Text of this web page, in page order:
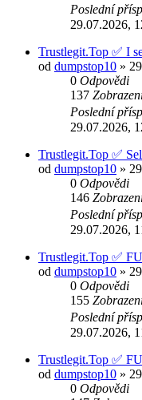
Poslední
29.07.2026,
Trustlegit.Top ✅ I
od dumpstop10 »
0 Odpovědi
137
Poslední
29.07.2026,
Trustlegit.Top ✅
od dumpstop10 »
0 Odpovědi
146
Poslední
29.07.2026,
Trustlegit.Top ✅
od dumpstop10 »
0 Odpovědi
155
Poslední
29.07.2026,
Trustlegit.Top ✅
od dumpstop10 »
0 Odpovědi